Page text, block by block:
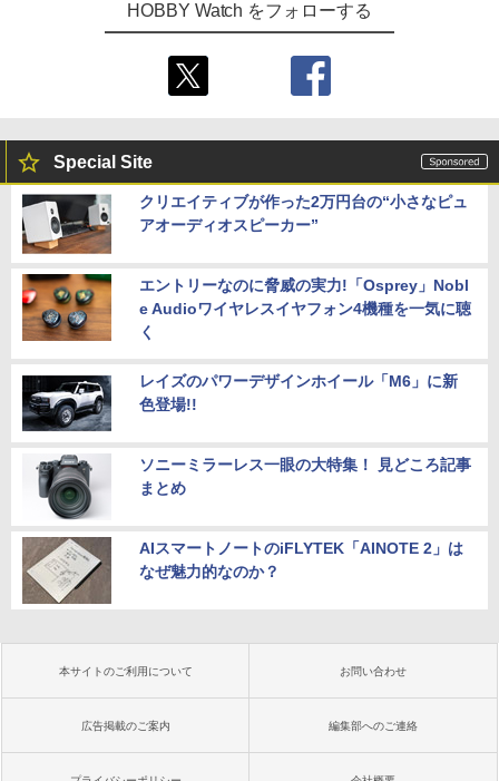
HOBBY Watch をフォローする
Special Site
クリエイティブが作った2万円台の“小さなピュ
アオーディオスピーカー”
エントリーなのに脅威の実力!「Osprey」Nobl
e Audioワイヤレスイヤフォン4機種を一気に聴
く
レイズのパワーデザインホイール「M6」に新
色登場!!
ソニーミラーレス一眼の大特集！ 見どころ記事
まとめ
AIスマートノートのiFLYTEK「AINOTE 2」は
なぜ魅力的なのか？
本サイトのご利用について お問い合わせ
広告掲載のご案内 編集部へのご連絡